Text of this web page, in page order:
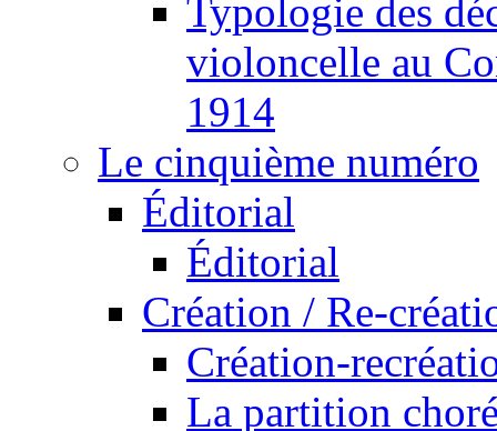
Typologie des
violoncelle au
1914
Le cinquième numéro
Éditorial
Éditorial
Création / Re-
Création-
La partition